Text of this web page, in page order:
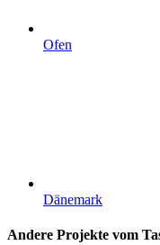
Ofen
Dänemark
Andere Projekte vom